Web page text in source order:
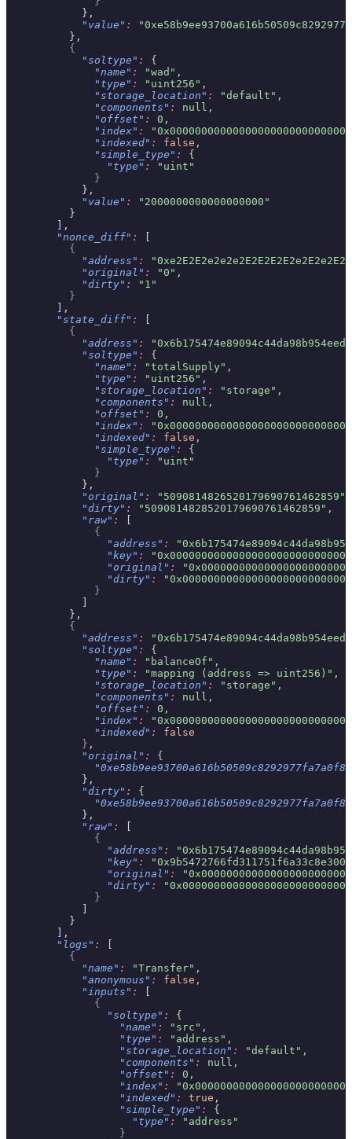
            },
            "value"
:
          },
          {
            "soltype"
:
{
              "name"
:
"wad",
              "type"
:
"uint256",
              "storage_location"
:
"default",
              "components"
:
null,
              "offset"
:
0,
              "index"
:
              "indexed"
: false ,
              "simple_type"
:
{
                "type"
:
"uint"
              }
            },
            "value"
:
"2000000000000000000"
          }
        ],
        "nonce_diff"
:
[
          {
            "address"
:
            "original"
:
"0",
            "dirty"
:
"1"
          }
        ],
        "state_diff"
:
[
          {
            "address"
:
            "soltype"
:
{
              "name"
:
"totalSupply",
              "type"
:
"uint256",
              "storage_location"
:
"storage",
              "components"
:
null,
              "offset"
:
0,
              "index"
:
              "indexed"
: false ,
              "simple_type"
:
{
                "type"
:
"uint"
              }
            },
            "original"
:
"5090814826520179690761462859",
            "dirty"
:
"5090814828520179690761462859",
            "raw"
:
[
              {
                "address"
:
                "key"
:
                "original"
:
                "dirty"
:
              }
            ]
          },
          {
            "address"
:
            "soltype"
:
{
              "name"
:
"balanceOf",
              "type"
:
"mapping (address => uint256)",
              "storage_location"
:
"storage",
              "components"
:
null,
              "offset"
:
0,
              "index"
:
              "indexed"
:
false
            }
,
            "original"
:
{
            },
            "dirty"
:
{
            },
            "raw"
:
[
              {
                "address"
:
                "key"
:
                "original"
:
                "dirty"
:
              }
            ]
          }
        ],
        "logs"
:
[
          {
            "name"
:
"Transfer",
            "anonymous"
: false ,
            "inputs"
:
[
              {
                "soltype"
:
{
                  "name"
:
"src",
                  "type"
:
"address",
                  "storage_location"
:
"default",
                  "components"
:
null,
                  "offset"
:
0,
                  "index"
:
                  "indexed"
: true ,
                  "simple_type"
:
{
                    "type"
:
"address"
                  }